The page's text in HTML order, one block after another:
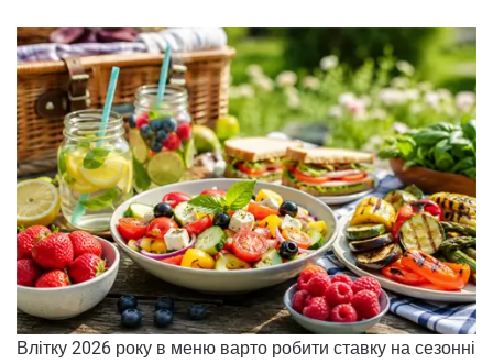
Влітку 2026 року в меню варто робити ставку на сезонні